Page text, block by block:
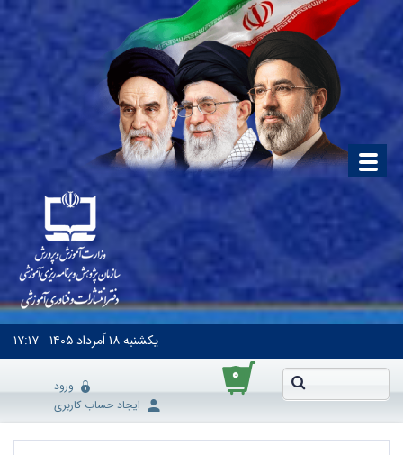
یکشنبه۱۸ اَمرداد ۱۴۰۵ ۱۷:۱۷
۰
ورود
ایجاد حساب کاربری